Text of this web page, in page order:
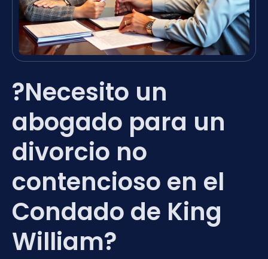
?Necesito un
abogado para un
divorcio no
contencioso en el
Condado de King
William?